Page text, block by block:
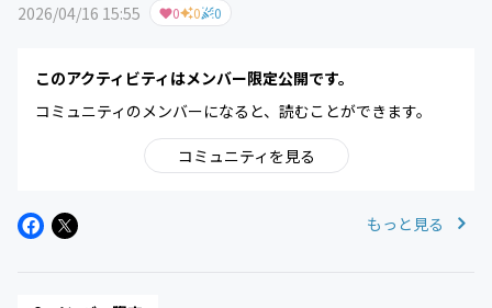
2026/04/16 15:55 0 0 0
このアクティビティはメンバー限定公開です。
コミュニティのメンバーになると、読むことができます。
コミュニティを見る
もっと見る